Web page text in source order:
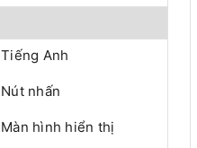
Tiếng Anh
Nút nhấn
Màn hình hiển thị